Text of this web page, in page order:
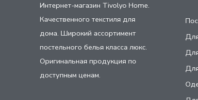
Интернет-магазин Tivolyo Home.
Качественного текстиля для
дома. Широкий ассортимент
постельного белья класса люкс.
Оригинальная продукция по
доступным ценам.